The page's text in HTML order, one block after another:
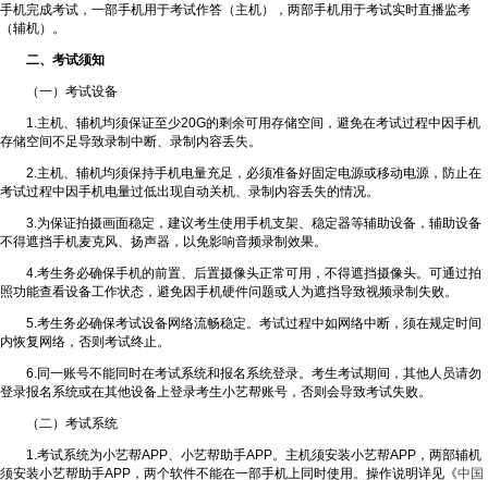
手机完成考试，一部手机用于考试作答（主机），两部手机用于考试实时直播监考
（辅机）。
二、考试须知
（一）考试设备
1.主机、辅机均须保证至少20G的剩余可用存储空间，避免在考试过程中因手机
存储空间不足导致录制中断、录制内容丢失。
2.主机、辅机均须保持手机电量充足，必须准备好固定电源或移动电源，防止在
考试过程中因手机电量过低出现自动关机、录制内容丢失的情况。
3.为保证拍摄画面稳定，建议考生使用手机支架、稳定器等辅助设备，辅助设备
不得遮挡手机麦克风、扬声器，以免影响音频录制效果。
4.考生务必确保手机的前置、后置摄像头正常可用，不得遮挡摄像头。可通过拍
照功能查看设备工作状态，避免因手机硬件问题或人为遮挡导致视频录制失败。
5.考生务必确保考试设备网络流畅稳定。考试过程中如网络中断，须在规定时间
内恢复网络，否则考试终止。
6.同一账号不能同时在考试系统和报名系统登录。考生考试期间，其他人员请勿
登录报名系统或在其他设备上登录考生小艺帮账号，否则会导致考试失败。
（二）考试系统
1.考试系统为小艺帮APP、小艺帮助手APP。主机须安装小艺帮APP，两部辅机
须安装小艺帮助手APP，两个软件不能在一部手机上同时使用。操作说明详见《中国